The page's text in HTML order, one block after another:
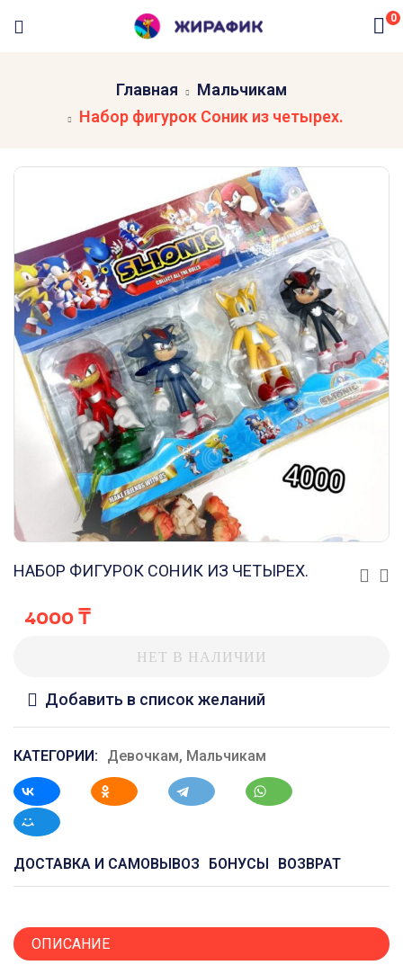
0
Главная
Мальчикам
Набор фигурок Соник из четырех.
НАБОР ФИГУРОК СОНИК ИЗ ЧЕТЫРЕХ.
4000₸
НЕТ В НАЛИЧИИ
Добавить в список желаний
КАТЕГОРИИ: Девочкам, Мальчикам
ДОСТАВКА И САМОВЫВОЗ БОНУСЫ ВОЗВРАТ
ОПИСАНИЕ